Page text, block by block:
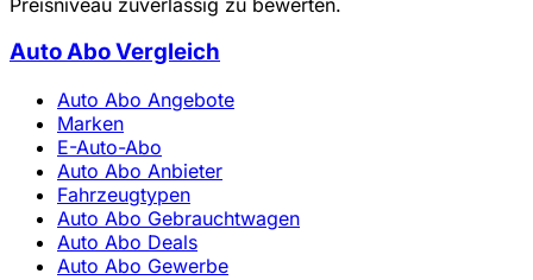
Auto Abo Vergleich
Auto Abo Angebote
Marken
E-Auto-Abo
Auto Abo Anbieter
Fahrzeugtypen
Auto Abo Gebrauchtwagen
Auto Abo Deals
Auto Abo Gewerbe